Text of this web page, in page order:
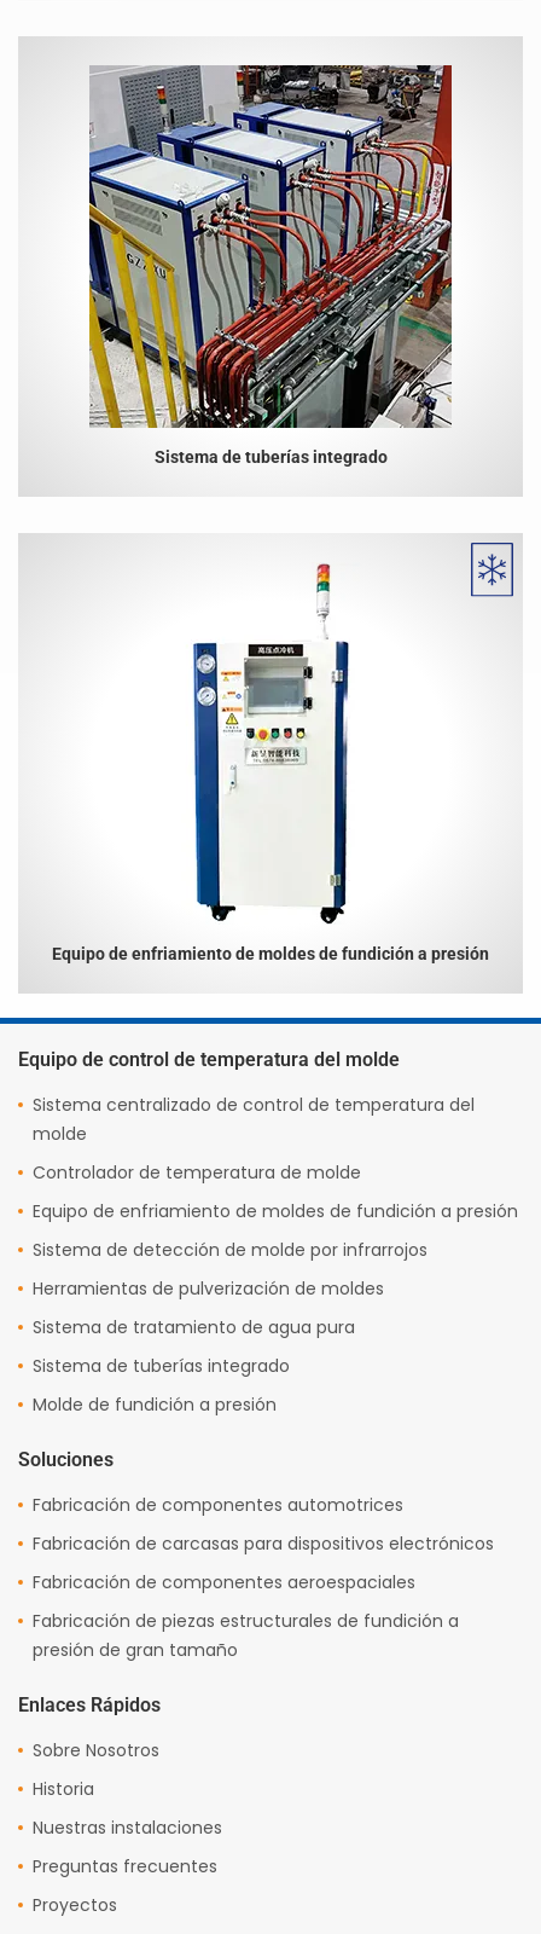
Sistema de tuberías integrado
Equipo de enfriamiento de moldes de fundición a presión
Equipo de control de temperatura del molde
Sistema centralizado de control de temperatura del
molde
Controlador de temperatura de molde
Equipo de enfriamiento de moldes de fundición a presión
Sistema de detección de molde por infrarrojos
Herramientas de pulverización de moldes
Sistema de tratamiento de agua pura
Sistema de tuberías integrado
Molde de fundición a presión
Soluciones
Fabricación de componentes automotrices
Fabricación de carcasas para dispositivos electrónicos
Fabricación de componentes aeroespaciales
Fabricación de piezas estructurales de fundición a
presión de gran tamaño
Enlaces Rápidos
Sobre Nosotros
Historia
Nuestras instalaciones
Preguntas frecuentes
Proyectos